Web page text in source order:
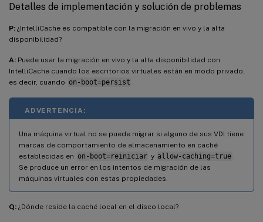
Detalles de implementación y solución de problemas
P: ¿IntelliCache es compatible con la migración en vivo y la alta
disponibilidad?
A: Puede usar la migración en vivo y la alta disponibilidad con
IntelliCache cuando los escritorios virtuales están en modo privado,
es decir, cuando on-boot=persist .
ADVERTENCIA:
Una máquina virtual no se puede migrar si alguno de sus VDI tiene
marcas de comportamiento de almacenamiento en caché
establecidas en on-boot=reiniciar y allow-caching=true .
Se produce un error en los intentos de migración de las
máquinas virtuales con estas propiedades.
Q: ¿Dónde reside la caché local en el disco local?